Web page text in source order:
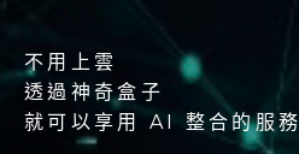
不用上雲
透過神奇盒子
就可以享用 AI 整合的服務